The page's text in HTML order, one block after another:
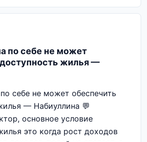
по себе не может
жилья —
себе не может обеспечить
— Набиуллина 💬
основное условие
это когда рост доходов